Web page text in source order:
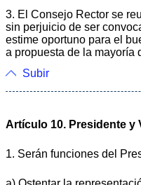
3. El Consejo Rector se
sin perjuicio de ser
estime oportuno para el
a propuesta de la mayoría
Subir
Artículo 10. Presidente y
1. Serán funciones del